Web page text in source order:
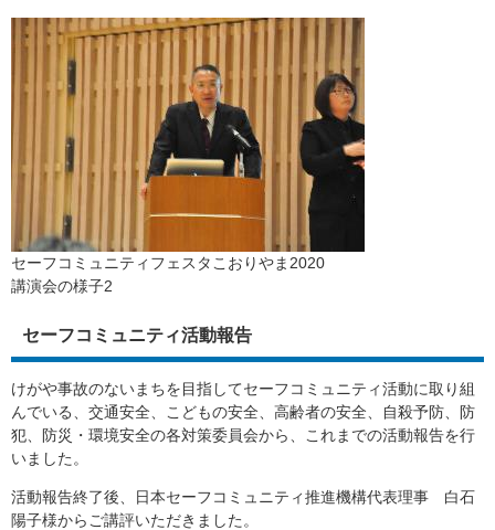
セーフコミュニティフェスタこおりやま2020
講演会の様子2
セーフコミュニティ活動報告
けがや事故のないまちを目指してセーフコミュニティ活動に取り組
んでいる、交通安全、こどもの安全、高齢者の安全、自殺予防、防
犯、防災・環境安全の各対策委員会から、これまでの活動報告を行
いました。
活動報告終了後、日本セーフコミュニティ推進機構代表理事 白石
陽子様からご講評いただきました。